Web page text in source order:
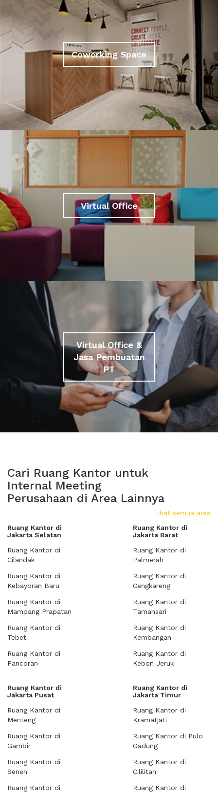
Coworking Space
Virtual Office
Virtual Office &
Jasa Pembuatan
PT
Cari Ruang Kantor untuk
Internal Meeting
Perusahaan di Area Lainnya
Lihat semua area
Ruang Kantor di
Jakarta Selatan
Ruang Kantor di
Cilandak
Ruang Kantor di
Kebayoran Baru
Ruang Kantor di
Mampang Prapatan
Ruang Kantor di
Tebet
Ruang Kantor di
Pancoran
Ruang Kantor di
Jakarta Barat
Ruang Kantor di
Palmerah
Ruang Kantor di
Cengkareng
Ruang Kantor di
Tamansari
Ruang Kantor di
Kembangan
Ruang Kantor di
Kebon Jeruk
Ruang Kantor di
Jakarta Pusat
Ruang Kantor di
Menteng
Ruang Kantor di
Gambir
Ruang Kantor di
Senen
Ruang Kantor di
Ruang Kantor di
Jakarta Timur
Ruang Kantor di
Kramatjati
Ruang Kantor di Pulo
Gadung
Ruang Kantor di
Cililitan
Ruang Kantor di